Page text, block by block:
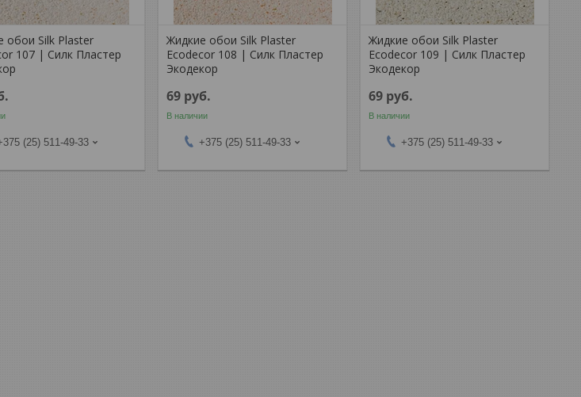
обои Silk Plaster
107 | Силк Пластер
(25) 511-49-33
Жидкие обои Silk Plaster
Ecodecor 108 | Силк Пластер
Экодекор
69 руб.
В наличии
+375 (25) 511-49-33
Жидкие обои Silk Plaster
Ecodecor 109 | Силк Пластер
Экодекор
69 руб.
В наличии
+375 (25) 511-49-33